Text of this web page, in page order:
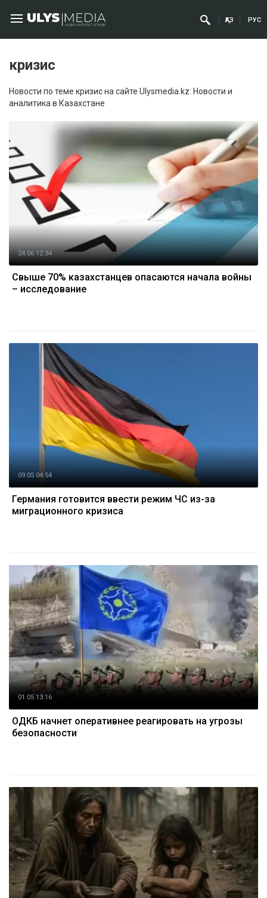
ҚАЗ РУС
кризис
Новости по теме кризис на сайте Ulysmedia.kz: Новости и
аналитика в Казахстане
24.06 12:34
Свыше 70% казахстанцев опасаются начала войны
– исследование
09.05 04:54
Германия готовится ввести режим ЧС из-за
миграционного кризиса
01.05 13:16
ОДКБ начнет оперативнее реагировать на угрозы
безопасности